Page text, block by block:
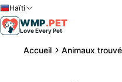
Haïti
WMP.PET
Love Every Pet
Accueil Animaux